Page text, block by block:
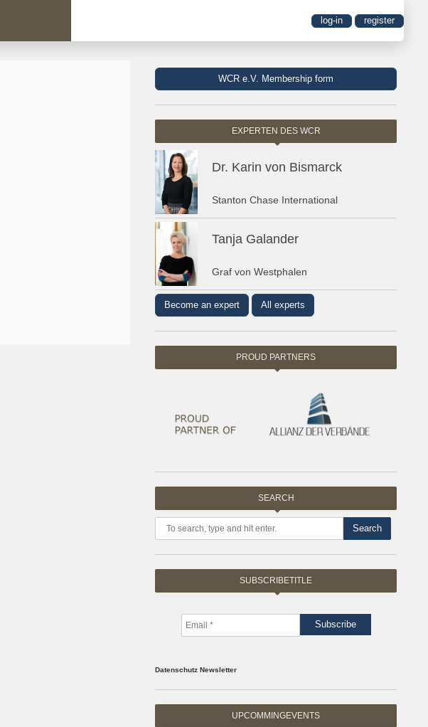
log-in register
WCR e.V. Membership form
EXPERTEN DES WCR
Dr. Karin von Bismarck
Stanton Chase International
Tanja Galander
Graf von Westphalen
Become an expert All experts
PROUD PARTNERS
SEARCH
Search
SUBSCRIBETITLE
Datenschutz Newsletter
UPCOMMINGEVENTS